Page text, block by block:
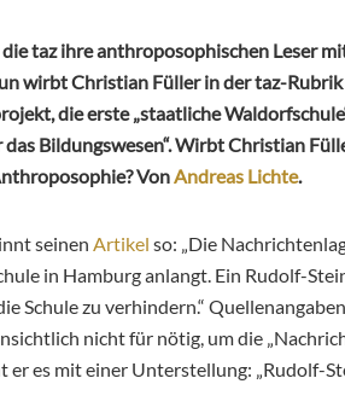
taz ihre anthroposophischen Leser
wirbt Christian Füller in der taz-
die erste „staatliche
Bildungswesen“. Wirbt Christian
Von Andreas Lichte.
seinen Artikel so: „Die
in Hamburg anlangt. Ein Rudolf-
Schule zu verhindern.“
nicht für nötig, um die
er es mit einer Unterstellung: „Rudolf-